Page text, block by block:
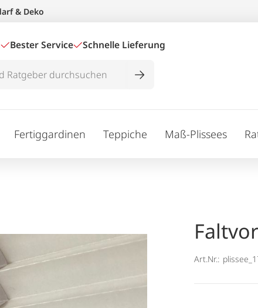
& Deko
Bester Service Schnelle Lieferung
Fertiggardinen Teppiche Maß-Plissees
Art.Nr.: